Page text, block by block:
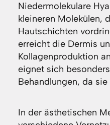
Niedermolekulare
kleineren Molekülen,
Hautschichten
erreicht die Dermis
Kollagenproduktion
eignet sich
Behandlungen, da
In der ästhetischen